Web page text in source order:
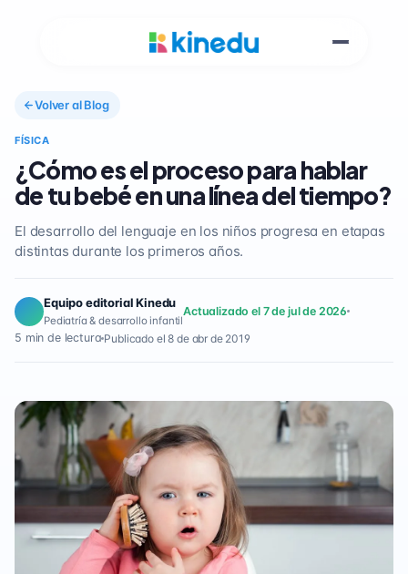
Volver al Blog
FÍSICA
¿Cómo es el proceso para hablar
de tu bebé en una línea del tiempo?
El desarrollo del lenguaje en los niños progresa en etapas
distintas durante los primeros años.
Equipo editorial Kinedu
Pediatría & desarrollo infantil
Actualizado el 7 de jul de 2026
5 min de lectura Publicado el 8 de abr de 2019